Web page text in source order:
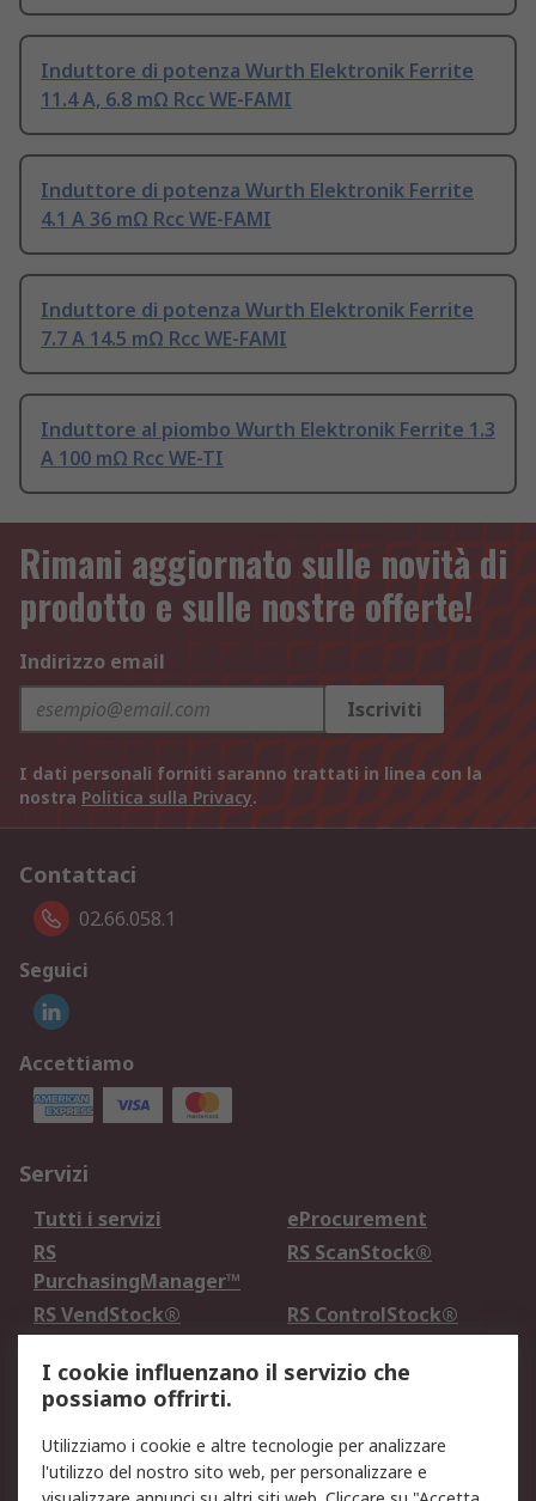
Induttore di potenza Wurth Elektronik Ferrite
11.4 A, 6.8 mΩ Rcc WE-FAMI
Induttore di potenza Wurth Elektronik Ferrite
4.1 A 36 mΩ Rcc WE-FAMI
Induttore di potenza Wurth Elektronik Ferrite
7.7 A 14.5 mΩ Rcc WE-FAMI
Induttore al piombo Wurth Elektronik Ferrite 1.3
A 100 mΩ Rcc WE-TI
Rimani aggiornato sulle novità di
prodotto e sulle nostre offerte!
Indirizzo email
Iscriviti
I dati personali forniti saranno trattati in linea con la
nostra Politica sulla Privacy.
Contattaci
02.66.058.1
Seguici
Accettiamo
Servizi
Tutti i servizi
eProcurement
RS
PurchasingManager™
RS ScanStock®
RS VendStock®
RS ControlStock®
Legale
Informativa Cookie
Informativa Privacy -
Aggiornata
I cookie influenzano il servizio che
possiamo offrirti.
Utilizziamo i cookie e altre tecnologie per analizzare
l'utilizzo del nostro sito web, per personalizzare e